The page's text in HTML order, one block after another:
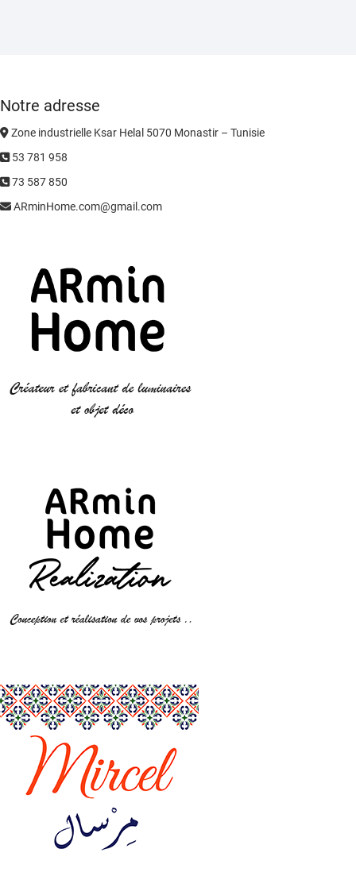
Notre adresse
Zone industrielle Ksar Helal 5070 Monastir – Tunisie
53 781 958
73 587 850
ARminHome.com@gmail.com